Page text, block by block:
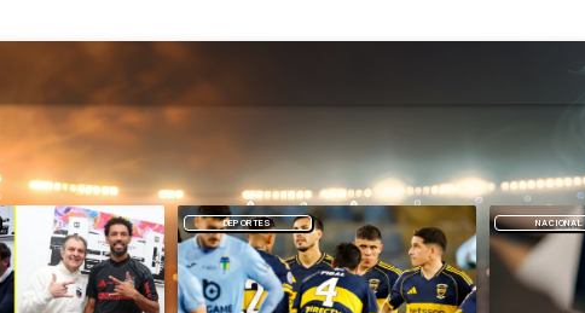
NACIONAL DEPORTES